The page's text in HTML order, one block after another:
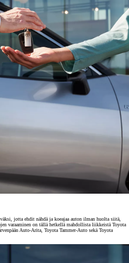
jotta ehdit nähdä ja koeajaa auton ilman huolta siitä,
varaaminen on tällä hetkellä mahdollista liikkeistä Toyota
Auto-Arita, Toyota Tammer-Auto sekä Toyota